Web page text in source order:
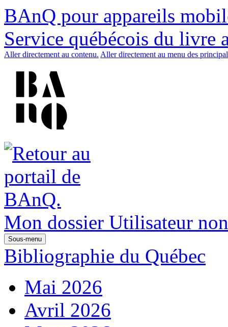
BAnQ pour appareils
Service québécois du livre
Aller directement au contenu. Aller directement au menu des
Mon dossier Utilisateur
Sous-menu
Bibliographie du Québec
Mai 2026
Avril 2026